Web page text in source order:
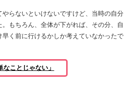
らないといけないですけど、当時の自分
もちろん、全体が下がれば、その分、自
く前に行けるかしか考えていなかったで
ことじゃない」